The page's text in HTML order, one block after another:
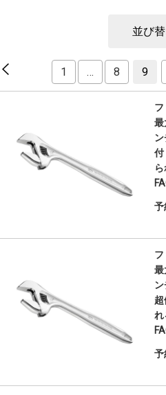
並び替
1 … 8 9
最
付
予
最
れ
予